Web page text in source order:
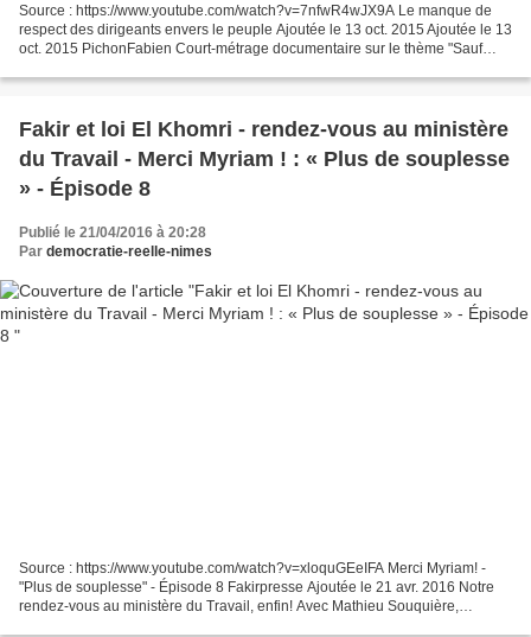
Source : https://www.youtube.com/watch?v=7nfwR4wJX9A Le manque de
respect des dirigeants envers le peuple Ajoutée le 13 oct. 2015 Ajoutée le 13
oct. 2015 PichonFabien Court-métrage documentaire sur le thème "Sauf
Fakir et loi El Khomri - rendez-vous au ministère
du Travail - Merci Myriam ! : « Plus de souplesse
» - Épisode 8
Publié le 21/04/2016 à 20:28
Par democratie-reelle-nimes
Source : https://www.youtube.com/watch?v=xloquGEeIFA Merci Myriam! -
"Plus de souplesse" - Épisode 8 Fakirpresse Ajoutée le 21 avr. 2016 Notre
rendez-vous au ministère du Travail, enfin! Avec Mathieu Souquière,